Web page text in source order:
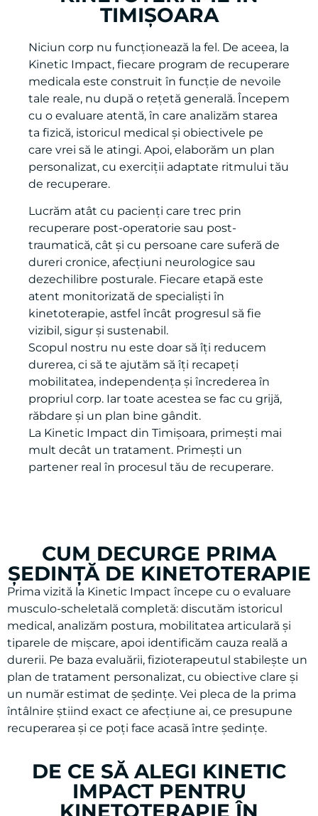
KINETOTERAPIE ÎN
TIMIȘOARA
Niciun corp nu funcționează la fel. De aceea, la
Kinetic Impact, fiecare program de recuperare
medicala este construit în funcție de nevoile
tale reale, nu după o rețetă generală. Începem
cu o evaluare atentă, în care analizăm starea
ta fizică, istoricul medical și obiectivele pe
care vrei să le atingi. Apoi, elaborăm un plan
personalizat, cu exerciții adaptate ritmului tău
de recuperare.
Lucrăm atât cu pacienți care trec prin
recuperare post-operatorie sau post-
traumatică, cât și cu persoane care suferă de
dureri cronice, afecțiuni neurologice sau
dezechilibre posturale. Fiecare etapă este
atent monitorizată de specialiști în
kinetoterapie, astfel încât progresul să fie
vizibil, sigur și sustenabil.
Scopul nostru nu este doar să îți reducem
durerea, ci să te ajutăm să îți recapeți
mobilitatea, independența și încrederea în
propriul corp. Iar toate acestea se fac cu grijă,
răbdare și un plan bine gândit.
La Kinetic Impact din Timișoara, primești mai
mult decât un tratament. Primești un
CUM DECURGE PRIMA
ȘEDINȚĂ DE KINETOTERAPIE
Prima vizită la Kinetic Impact începe cu o evaluare
musculo-scheletală completă: discutăm istoricul
medical, analizăm postura, mobilitatea articulară și
tiparele de mișcare, apoi identificăm cauza reală a
durerii. Pe baza evaluării, fizioterapeutul stabilește un
plan de tratament personalizat, cu obiective clare și
un număr estimat de ședințe. Vei pleca de la prima
întâlnire știind exact ce afecțiune ai, ce presupune
DE CE SĂ ALEGI KINETIC